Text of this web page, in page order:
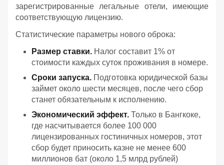
зарегистрированные легальные отели, имеющие
соответствующую лицензию.
Статистические параметры нового оброка:
Размер ставки. Налог составит 1% от
стоимости каждых суток проживания в номере.
Сроки запуска. Подготовка юридической базы
займет около шести месяцев, после чего сбор
станет обязательным к исполнению.
Экономический эффект. Только в Бангкоке,
где насчитывается более 100 000
лицензированных гостиничных номеров, этот
сбор будет приносить казне не менее 600
миллионов бат (около 1,5 млрд рублей)